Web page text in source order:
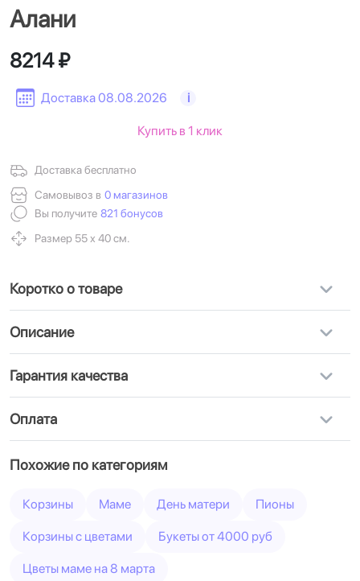
Алани
Доставка 08.08.2026 i
8214 ₽
Доставка бесплатно
Самовывоз в 0 магазинов
Вы получите 821 бонусов
Размер 55 х 40 см.
Купить в 1 клик
Коротко о товаре
Описание
Гарантия качества
Оплата
Похожие по категориям
Корзины Маме День матери Пионы
Корзины с цветами Букеты от 4000 руб
Цветы маме на 8 марта